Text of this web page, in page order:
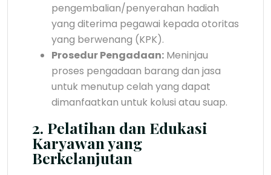
pengembalian/penyerahan hadiah
yang diterima pegawai kepada otoritas
yang berwenang (KPK).
Prosedur Pengadaan: Meninjau
proses pengadaan barang dan jasa
untuk menutup celah yang dapat
dimanfaatkan untuk kolusi atau suap.
2. Pelatihan dan Edukasi
Karyawan yang
Berkelanjutan